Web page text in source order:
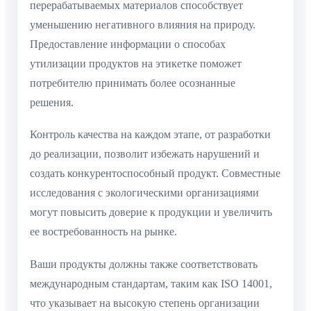
перерабатываемых материалов способствует
уменьшению негативного влияния на природу.
Предоставление информации о способах
утилизации продуктов на этикетке поможет
потребителю принимать более осознанные
решения.
Контроль качества на каждом этапе, от разработки
до реализации, позволит избежать нарушений и
создать конкурентоспособный продукт. Совместные
исследования с экологическими организациями
могут повысить доверие к продукции и увеличить
ее востребованность на рынке.
Ваши продукты должны также соответствовать
международным стандартам, таким как ISO 14001,
что указывает на высокую степень организации